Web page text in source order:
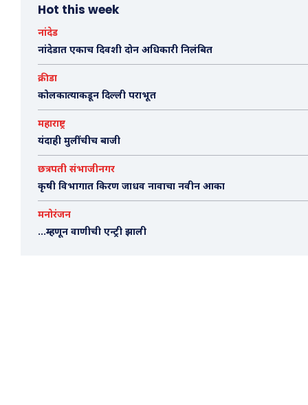
Hot this week
नांदेड
नांदेडात एकाच दिवशी दोन अधिकारी निलंबित
क्रीडा
कोलकात्याकडून दिल्ली पराभूत
महाराष्ट्र
यंदाही मुलींचीच बाजी
छत्रपती संभाजीनगर
कृषी विभागात किरण जाधव नावाचा नवीन आका
मनोरंजन
…म्हणून वाणीची एन्ट्री झाली